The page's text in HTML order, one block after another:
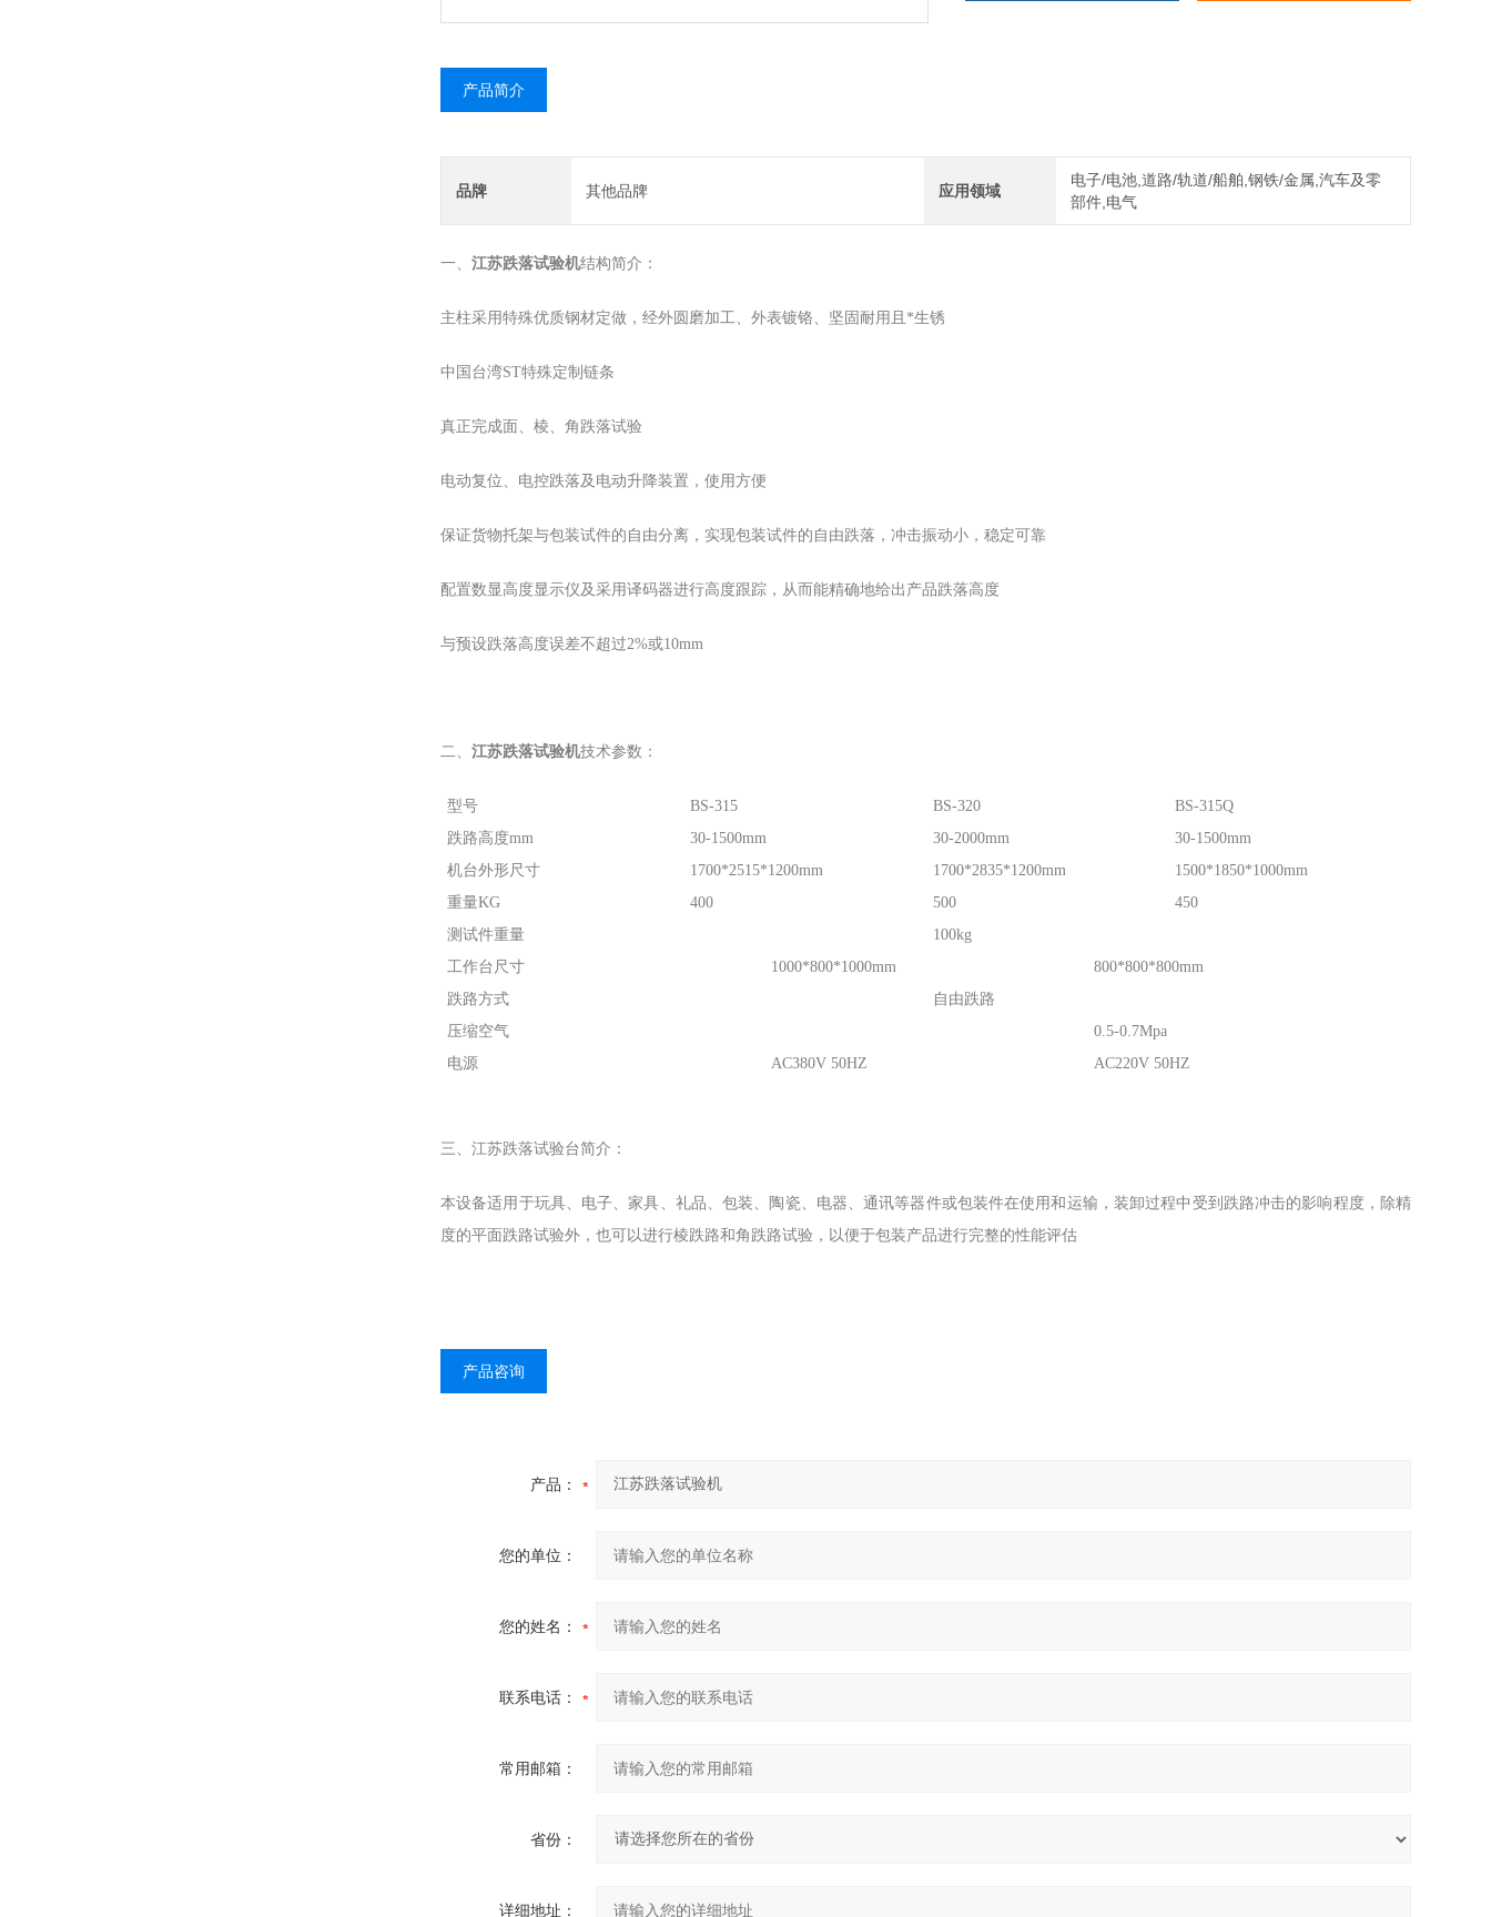
产品简介
品牌 其他品牌 应用领域
电子/电池,道路/轨道/船舶,钢铁/金属,汽车及零
部件,电气
一、 江苏跌落试验机结构简介：
主柱采用特殊优质钢材定做，经外圆磨加工、外表镀铬、坚固耐用且*生锈
中国台湾ST特殊定制链条
真正完成面、棱、角跌落试验
电动复位、电控跌落及电动升降装置，使用方便
保证货物托架与包装试件的自由分离，实现包装试件的自由跌落，冲击振动小，稳定可靠
配置数显高度显示仪及采用译码器进行高度跟踪，从而能精确地给出产品跌落高度
与预设跌落高度误差不超过2%或10mm
二、 江苏跌落试验机技术参数：
型号 BS-315 BS-320
BS-315Q
跌路高度mm
30-1500mm 30-2000mm
30-1500mm
机台外形尺寸
1700*2515*1200mm 1700*2835*1200mm
1500*1850*1000mm
重量KG
400 500
450
测试件重量
100kg
工作台尺寸
1000*800*1000mm
800*800*800mm
跌路方式
自由跌路
压缩空气
0.5-0.7Mpa
电源
AC380V 50HZ AC220V 50HZ
三、 江苏跌落试验台简介：
本设备适用于玩具、电子、家具、礼品、包装、陶瓷、电器、通讯等器件或包装件在使用和运输，装卸过程中受到跌路冲击的影响程度，除精
度的平面跌路试验外，也可以进行棱跌路和角跌路试验，以便于包装产品进行完整的性能评估
产品咨询
产品：
您的单位：
您的姓名：
联系电话：
常用邮箱：
省份：
详细地址：